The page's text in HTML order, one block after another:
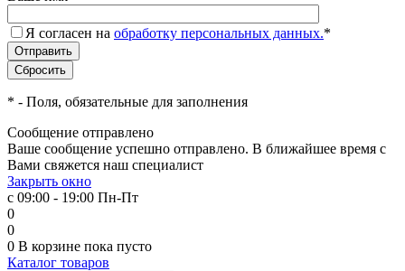
Я согласен на обработку персональных данных.*
* - Поля, обязательные для заполнения
Сообщение отправлено
Ваше сообщение успешно отправлено. В ближайшее время с
Вами свяжется наш специалист
Закрыть окно
с 09:00 - 19:00 Пн-Пт
0
0
0 В корзине пока пусто
Каталог товаров